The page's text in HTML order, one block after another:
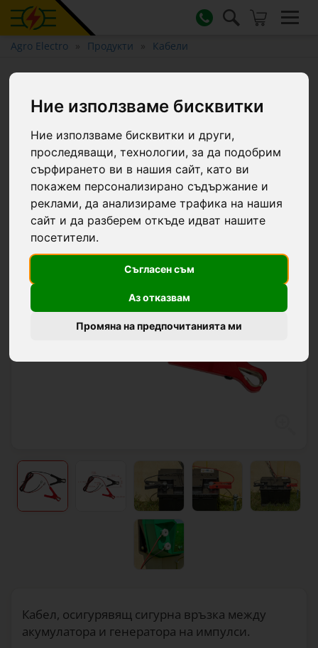
Ние използваме бисквитки
Ние използваме бисквитки и други,
проследяващи, технологии, за да подобрим
сърфирането ви в нашия сайт, като ви
покажем персонализирано съдържание и
реклами, да анализираме трафика на нашия
сайт и да разберем откъде идват нашите
посетители.
Съгласен съм
Аз отказвам
Промяна на предпочитанията ми
Agro Electro Продукти Кабели
енергизатора (генератора на
импулси) и акумулатора
Кабел, осигурявящ сигурна връзка между
акумулатора и генератора на импулси.